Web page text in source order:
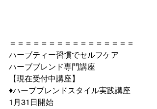
＝＝＝＝＝＝＝＝＝＝＝＝＝＝＝＝
ハーブティー習慣でセルフケア
ハーブブレンド専門講座
【現在受付中講座】
♦︎ハーブブレンドスタイル実践講座
1月31日開始